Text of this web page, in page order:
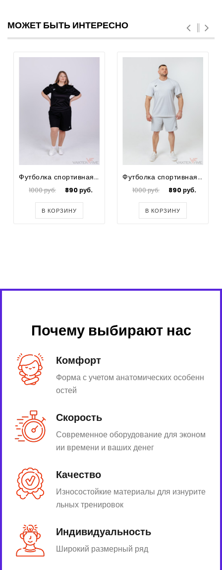
МОЖЕТ БЫТЬ ИНТЕРЕСНО
Футболка спортивная для футбола женская Prima Big Size
1000 руб. 890 руб.
В КОРЗИНУ
Футболка спортивная для футбола мужская Prima Big Size
1000 руб. 890 руб.
В КОРЗИНУ
Почему выбирают нас
Комфорт
Форма с учетом анатомических особенн
остей
Скорость
Современное оборудование для эконом
ии времени и ваших денег
Качество
Износостойкие материалы для изнурите
льных тренировок
Индивидуальность
Широкий размерный ряд